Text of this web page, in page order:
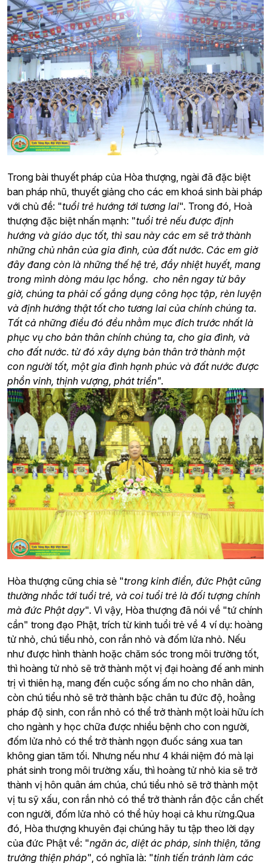
Trong bài thuyết pháp của Hòa thượng, ngài đã đặc biệt
ban pháp nhũ, thuyết giảng cho các em khoá sinh bài pháp
với chủ đề: "tuổi trẻ hướng tới tương lai". Trong đó, Hoà
thượng đặc biệt nhấn mạnh: "tuổi trẻ nếu được định
hướng và giáo dục tốt, thì sau này các em sẽ trở thành
những chủ nhân của gia đình, của đất nước. Các em giờ
đây đang còn là những thế hệ trẻ, đầy nhiệt huyết, mang
trong mình dòng máu lạc hồng. cho nên ngay từ bây
giờ, chúng ta phải cố gắng dụng công học tập, rèn luyện
và định hướng thật tốt cho tương lai của chính chúng ta.
Tất cả những điều đó đều nhằm mục đích trước nhất là
phục vụ cho bản thân chính chúng ta, cho gia đình, và
cho đất nước. từ đó xây dựng bản thân trở thành một
con người tốt, một gia đình hạnh phúc và đất nước được
phồn vinh, thịnh vượng, phát triển".
Hòa thượng cũng chia sẻ "trong kinh điển, đức Phật cũng
thường nhắc tới tuổi trẻ, và coi tuổi trẻ là đối tượng chính
mà đức Phật dạy". Vì vậy, Hòa thượng đã nói về "tứ chính
cần" trong đạo Phật, trích từ kinh tuổi trẻ về 4 ví dụ: hoàng
tử nhỏ, chú tiểu nhỏ, con rắn nhỏ và đốm lửa nhỏ. Nếu
như được hình thành hoặc chăm sóc trong môi trường tốt,
thì hoàng tử nhỏ sẽ trở thành một vị đại hoàng đế anh minh
trị vì thiên hạ, mang đến cuộc sống ấm no cho nhân dân,
còn chú tiểu nhỏ sẽ trở thành bậc chân tu đức độ, hoằng
pháp độ sinh, con rắn nhỏ có thể trở thành một loài hữu ích
cho ngành y học chữa được nhiều bệnh cho con người,
đốm lửa nhỏ có thể trở thành ngọn đuốc sáng xua tan
không gian tăm tối. Nhưng nếu như 4 khái niệm đó mà lại
phát sinh trong môi trường xấu, thì hoàng tử nhỏ kia sẽ trở
thành vị hôn quân ám chúa, chú tiểu nhỏ sẽ trở thành một
vị tu sỹ xấu, con rắn nhỏ có thể trở thành rắn độc cắn chết
con người, đốm lửa nhỏ có thể hủy hoại cả khu rừng.Qua
đó, Hòa thượng khuyên đại chúng hãy tu tập theo lời dạy
của đức Phật về: "ngăn ác, diệt ác pháp, sinh thiện, tăng
trưởng thiện pháp", có nghĩa là: "tinh tiến tránh làm các